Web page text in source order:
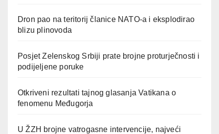
Dron pao na teritorij članice NATO-a i eksplodirao
blizu plinovoda
Posjet Zelenskog Srbiji prate brojne proturječnosti i
podijeljene poruke
Otkriveni rezultati tajnog glasanja Vatikana o
fenomenu Međugorja
U ŽZH brojne vatrogasne intervencije, najveći